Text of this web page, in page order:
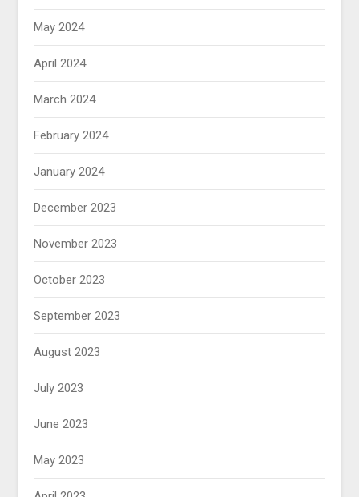
May 2024
April 2024
March 2024
February 2024
January 2024
December 2023
November 2023
October 2023
September 2023
August 2023
July 2023
June 2023
May 2023